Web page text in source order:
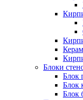
Блоки
Блок
Блок
Блок